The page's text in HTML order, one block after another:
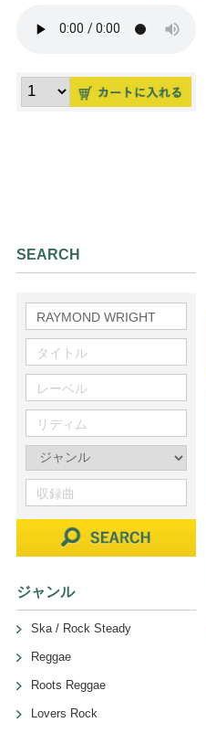
SEARCH
ジャンル
Ska / Rock Steady
Reggae
Roots Reggae
Lovers Rock